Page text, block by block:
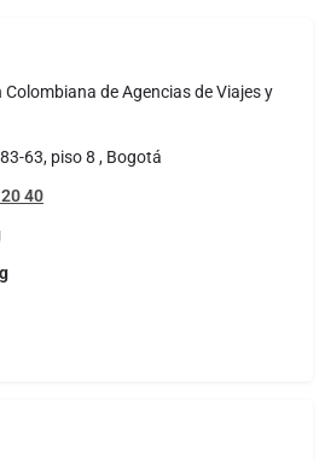
de Agencias de Viajes y
63, piso 8 , Bogotá
40